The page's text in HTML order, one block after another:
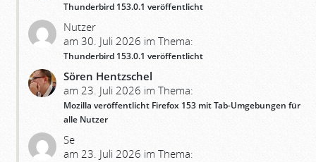
Thunderbird 153.0.1 veröffentlicht
Nutzer
am 30. Juli 2026 im Thema:
Thunderbird 153.0.1 veröffentlicht
Sören Hentzschel
am 23. Juli 2026 im Thema:
Mozilla veröffentlicht Firefox 153 mit Tab-Umgebungen für
alle Nutzer
Se
am 23. Juli 2026 im Thema: